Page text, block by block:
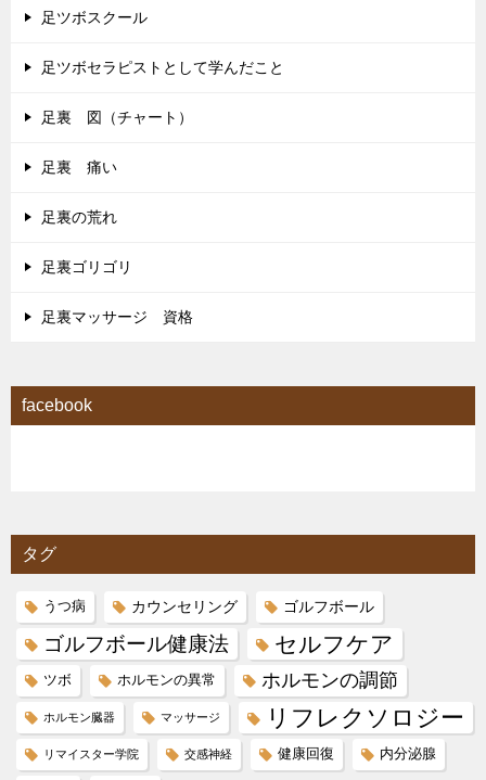
足ツボスクール
足ツボセラピストとして学んだこと
足裏 図（チャート）
足裏 痛い
足裏の荒れ
足裏ゴリゴリ
足裏マッサージ 資格
facebook
タグ
うつ病 カウンセリング ゴルフボール
ゴルフボール健康法 セルフケア
ツボ ホルモンの異常 ホルモンの調節
ホルモン臓器 マッサージ リフレクソロジー
リマイスター学院 交感神経 健康回復 内分泌腺